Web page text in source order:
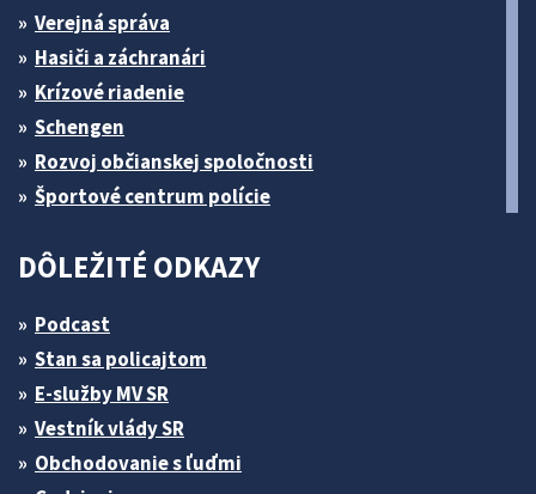
Verejná správa
Hasiči a záchranári
Krízové riadenie
Schengen
Rozvoj občianskej spoločnosti
Športové centrum polície
DÔLEŽITÉ ODKAZY
Podcast
Stan sa policajtom
E-služby MV SR
Vestník vlády SR
Obchodovanie s ľuďmi